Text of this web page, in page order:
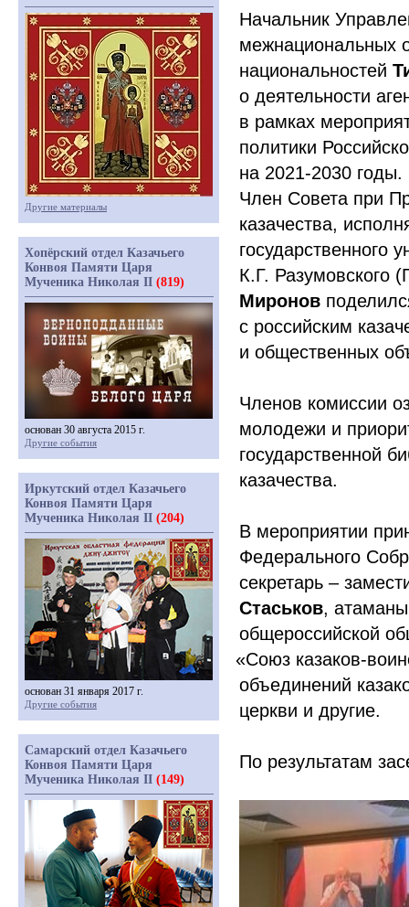
Начальник
межнациональных
национальностей
о деятельности
в рамках
политики
на 2021-2030 годы.
Член Совета при
казачества,
государственного
К.Г. Разумовского
Миронов
с российским
и общественных
Членов комиссии
молодежи и
государственной
казачества.
В мероприятии
Федерального
секретарь –
Стаськов, атаманы
общероссийской
«Союз казаков-
объединений
церкви и другие.
По результатам
Другие материалы
Хопёрский отдел Казачьего
Конвоя Памяти Царя
Мученика Николая II (819)
основан 30 августа 2015 г.
Другие события
Иркутский отдел Казачьего
Конвоя Памяти Царя
Мученика Николая II (204)
основан 31 января 2017 г.
Другие события
Самарский отдел Казачьего
Конвоя Памяти Царя
Мученика Николая II (149)